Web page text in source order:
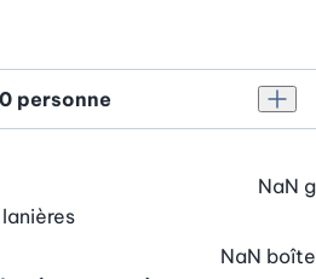
NaN g
NaN boîte